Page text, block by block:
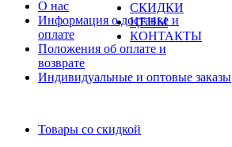
СКИДКИ
ЦЕНЫ
КОНТАКТЫ
О нас
Информация о доставке и
оплате
Положения об оплате и
возврате
Индивидуальные и оптовые заказы
Товары со скидкой